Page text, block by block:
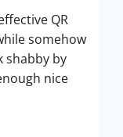
QR
somehow
shabby by
nice